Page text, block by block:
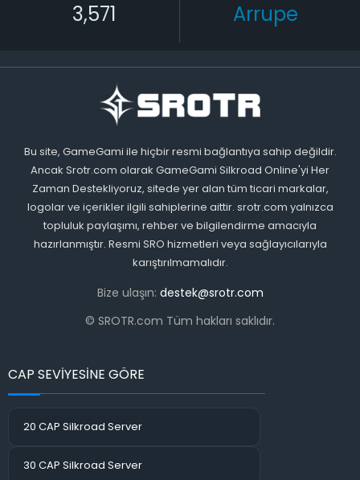
3,571 Arrupe
Bu site, GameGami ile hiçbir resmi bağlantıya sahip değildir.
Ancak Srotr.com olarak GameGami Silkroad Online'yi Her
Zaman Destekliyoruz, sitede yer alan tüm ticari markalar,
logolar ve içerikler ilgili sahiplerine aittir. srotr.com yalnızca
topluluk paylaşımı, rehber ve bilgilendirme amacıyla
hazırlanmıştır. Resmi SRO hizmetleri veya sağlayıcılarıyla
karıştırılmamalıdır.
Bize ulaşın: destek@srotr.com
© SROTR.com Tüm hakları saklıdır.
CAP SEVİYESİNE GÖRE
20 CAP Silkroad Server
30 CAP Silkroad Server